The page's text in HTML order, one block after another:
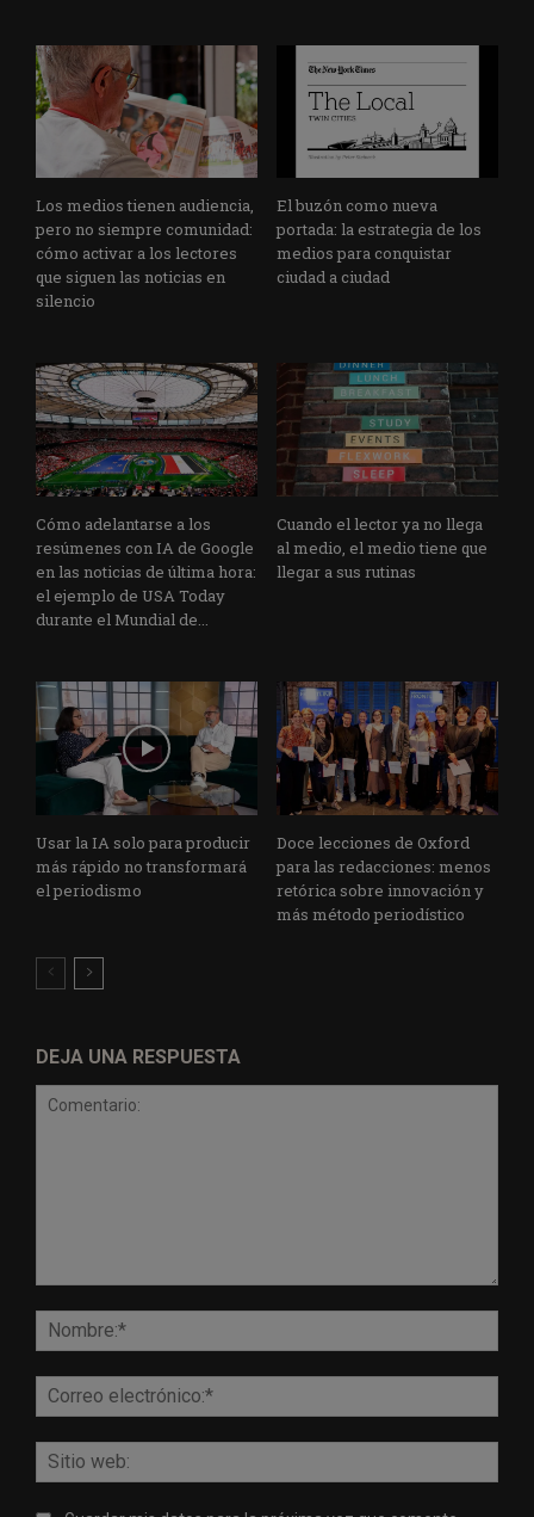
Los medios tienen audiencia,
pero no siempre comunidad:
cómo activar a los lectores
que siguen las noticias en
silencio
El buzón como nueva
portada: la estrategia de los
medios para conquistar
ciudad a ciudad
Cómo adelantarse a los
resúmenes con IA de Google
en las noticias de última hora:
el ejemplo de USA Today
durante el Mundial de...
Cuando el lector ya no llega
al medio, el medio tiene que
llegar a sus rutinas
Usar la IA solo para producir
más rápido no transformará
el periodismo
Doce lecciones de Oxford
para las redacciones: menos
retórica sobre innovación y
más método periodístico
DEJA UNA RESPUESTA